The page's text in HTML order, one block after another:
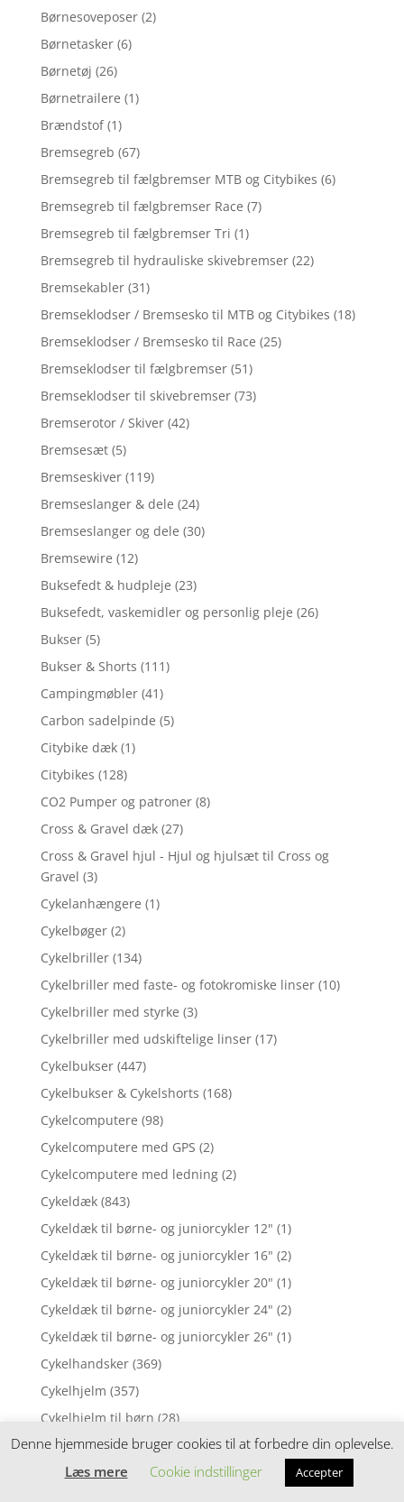
Børnesoveposer (2)
Børnetasker (6)
Børnetøj (26)
Børnetrailere (1)
Brændstof (1)
Bremsegreb (67)
Bremsegreb til fælgbremser MTB og Citybikes (6)
Bremsegreb til fælgbremser Race (7)
Bremsegreb til fælgbremser Tri (1)
Bremsegreb til hydrauliske skivebremser (22)
Bremsekabler (31)
Bremseklodser / Bremsesko til MTB og Citybikes (18)
Bremseklodser / Bremsesko til Race (25)
Bremseklodser til fælgbremser (51)
Bremseklodser til skivebremser (73)
Bremserotor / Skiver (42)
Bremsesæt (5)
Bremseskiver (119)
Bremseslanger & dele (24)
Bremseslanger og dele (30)
Bremsewire (12)
Buksefedt & hudpleje (23)
Buksefedt, vaskemidler og personlig pleje (26)
Bukser (5)
Bukser & Shorts (111)
Campingmøbler (41)
Carbon sadelpinde (5)
Citybike dæk (1)
Citybikes (128)
CO2 Pumper og patroner (8)
Cross & Gravel dæk (27)
Cross & Gravel hjul - Hjul og hjulsæt til Cross og
Gravel (3)
Cykelanhængere (1)
Cykelbøger (2)
Cykelbriller (134)
Cykelbriller med faste- og fotokromiske linser (10)
Cykelbriller med styrke (3)
Cykelbriller med udskiftelige linser (17)
Cykelbukser (447)
Cykelbukser & Cykelshorts (168)
Cykelcomputere (98)
Cykelcomputere med GPS (2)
Cykelcomputere med ledning (2)
Cykeldæk (843)
Cykeldæk til børne- og juniorcykler 12" (1)
Cykeldæk til børne- og juniorcykler 16" (2)
Cykeldæk til børne- og juniorcykler 20" (1)
Cykeldæk til børne- og juniorcykler 24" (2)
Cykeldæk til børne- og juniorcykler 26" (1)
Cykelhandsker (369)
Cykelhjelm (357)
Cykelhjelm til børn (28)
Cykelhjelm til dame & herre (86)
Cykelhjelm til enkeltstart (4)
Denne hjemmeside bruger cookies til at forbedre din oplevelse.
Læs mere
Cookie indstillinger Accepter